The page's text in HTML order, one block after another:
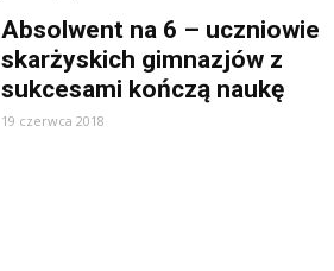
Absolwent na 6 – uczniowie
skarżyskich gimnazjów z
sukcesami kończą naukę
19 czerwca 2018